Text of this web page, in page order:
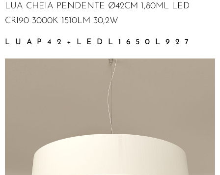
LUA CHEIA PENDENTE Ø42CM 1,80ML LED
CRI90 3000K 1510LM 30,2W
LUAP42+LEDL1650L927